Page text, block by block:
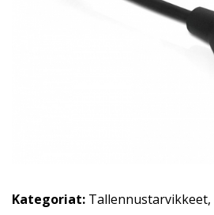
Kategoriat: Tallennustarvikkeet,